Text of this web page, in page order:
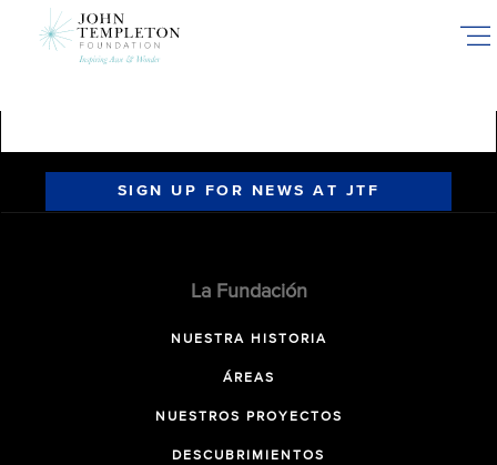
SIGN UP FOR NEWS AT JTF
La Fundación
NUESTRA HISTORIA
ÁREAS
NUESTROS PROYECTOS
DESCUBRIMIENTOS